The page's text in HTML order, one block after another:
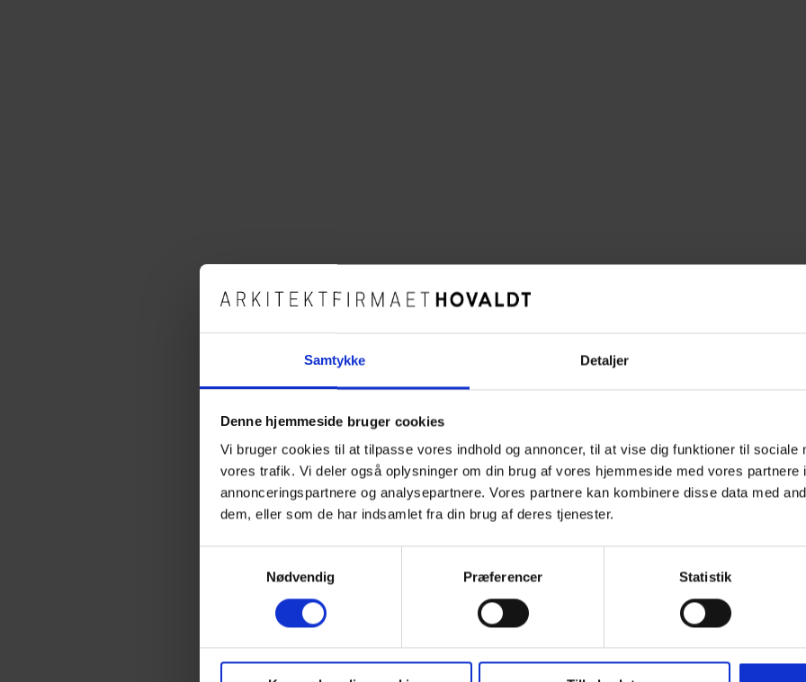
Samtykke Detaljer
Denne hjemmeside bruger cookies
Vi bruger cookies til at tilpasse vores indhold og annoncer, til at vise dig funktioner til sociale
vores trafik. Vi deler også oplysninger om din brug af vores hjemmeside med vores partnere
annonceringspartnere og analysepartnere. Vores partnere kan kombinere disse data med
dem, eller som de har indsamlet fra din brug af deres tjenester.
Nødvendig
Præferencer Statistik
I forbindelse med vores arbejde på den gamle administrationsbygning på Spritten i Aalborg,
fabrikkens gamle produktionshaller. Den tidligere Aalborg Akvavitfabrik står i dag tom, men
Den tidligere administrationsbygning, der ligger ud til Strandvejen i Aalborg, skal bringes
her er vi i samarbejde med Slots- og Kulturstyrelsen om denne proces.